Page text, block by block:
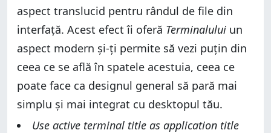
aspect translucid pentru rândul de file din
interfață. Acest efect îi oferă Terminalului un
aspect modern și-ți permite să vezi puțin din
ceea ce se află în spatele acestuia, ceea ce
poate face ca designul general să pară mai
simplu și mai integrat cu desktopul tău.
Use active terminal title as application title